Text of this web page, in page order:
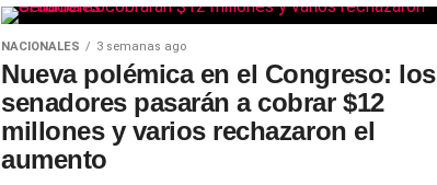
NACIONALES 3 semanas ago
Nueva polémica en el Congreso: los
senadores pasarán a cobrar $12
millones y varios rechazaron el
aumento